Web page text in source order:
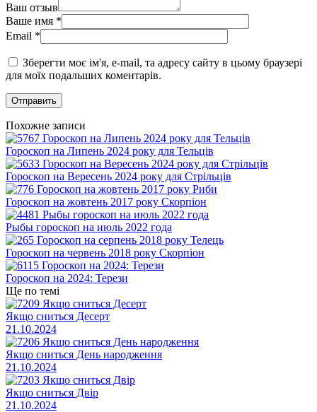
Ваш отзыв
Ваше имя *
Email *
Зберегти моє ім'я, e-mail, та адресу сайту в цьому браузері
для моїх подальших коментарів.
Похожие записи
Гороскоп на Липень 2024 року для Тельців
Гороскоп на Вересень 2024 року для Стрільців
Гороскоп на жовтень 2017 року Скорпіон
Рыбы гороскоп на июль 2022 года
Гороскоп на червень 2018 року Скорпіон
Гороскоп на 2024: Терези
Ще по темі
Якщо сниться Десерт
21.10.2024
Якщо сниться День народження
21.10.2024
Якщо сниться Двір
21.10.2024